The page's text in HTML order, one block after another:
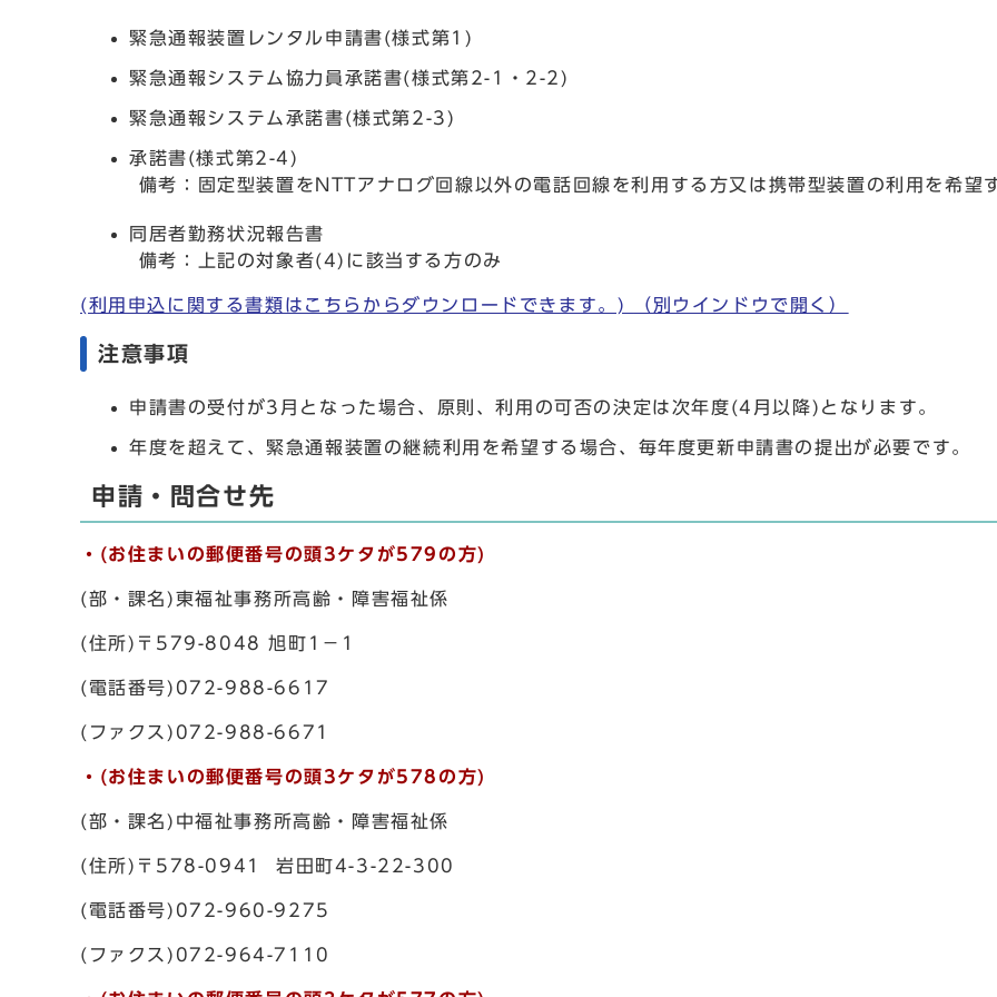
緊急通報装置レンタル申請書(様式第1)
緊急通報システム協力員承諾書(様式第2-1・2-2)
緊急通報システム承諾書(様式第2-3)
承諾書(様式第2-4)
備考：固定型装置をNTTアナログ回線以外の電話回線を利用する方又は携帯型装置の利用を希望
同居者勤務状況報告書
備考：上記の対象者(4)に該当する方のみ
(利用申込に関する書類はこちらからダウンロードできます。) （別ウインドウで開く）
注意事項
申請書の受付が3月となった場合、原則、利用の可否の決定は次年度(4月以降)となります。
年度を超えて、緊急通報装置の継続利用を希望する場合、毎年度更新申請書の提出が必要です。
申請・問合せ先
・(お住まいの郵便番号の頭3ケタが579の方)
(部・課名)東福祉事務所高齢・障害福祉係
(住所)〒579-8048 旭町1－1
(電話番号)072-988-6617
(ファクス)072-988-6671
・(お住まいの郵便番号の頭3ケタが578の方)
(部・課名)中福祉事務所高齢・障害福祉係
(住所)〒578-0941 岩田町4-3-22-300
(電話番号)072-960-9275
(ファクス)072-964-7110